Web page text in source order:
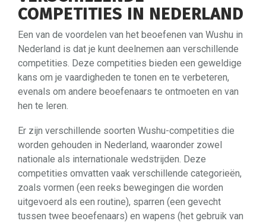
COMPETITIES IN NEDERLAND
Een van de voordelen van het beoefenen van Wushu in
Nederland is dat je kunt deelnemen aan verschillende
competities. Deze competities bieden een geweldige
kans om je vaardigheden te tonen en te verbeteren,
evenals om andere beoefenaars te ontmoeten en van
hen te leren.
Er zijn verschillende soorten Wushu-competities die
worden gehouden in Nederland, waaronder zowel
nationale als internationale wedstrijden. Deze
competities omvatten vaak verschillende categorieën,
zoals vormen (een reeks bewegingen die worden
uitgevoerd als een routine), sparren (een gevecht
tussen twee beoefenaars) en wapens (het gebruik van